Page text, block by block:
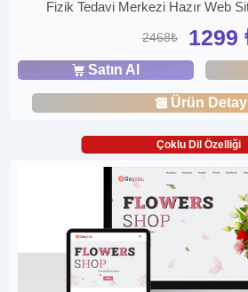
Fizik Tedavi Merkezi Hazır Web
2468₺ 1299
Satın Al
Ürün Detay
Çoklu Dil Özelliği